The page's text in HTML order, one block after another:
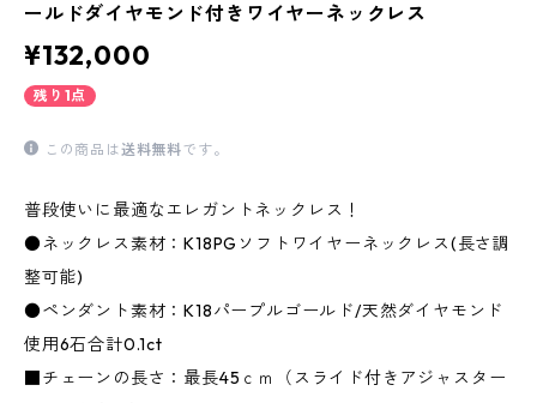
ールドダイヤモンド付きワイヤーネックレス
¥132,000
残り1点
この商品は送料無料です。
普段使いに最適なエレガントネックレス！
●ネックレス素材：K18PGソフトワイヤーネックレス(長さ調
整可能)
●ペンダント素材：K18パープルゴールド/天然ダイヤモンド
使用6石合計0.1ct
■チェーンの長さ：最長45ｃｍ（スライド付きアジャスター